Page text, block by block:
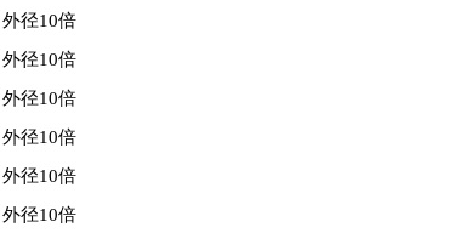
外径10倍
外径10倍
外径10倍
外径10倍
外径10倍
外径10倍